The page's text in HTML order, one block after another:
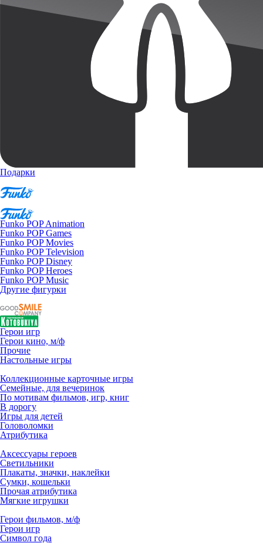
Подарки
Funko POP Animation
Funko POP Games
Funko POP Movies
Funko POP Television
Funko POP Disney
Funko POP Heroes
Funko POP Music
Другие фигурки
Герои игр
Герои кино, м/ф
Прочие
Настольные игры
Коллекционные карточные игры
Семейные, для вечеринок
По мотивам фильмов, игр, книг
В дорогу
Игры для детей
Головоломки
Атрибутика
Аксессуары героев
Светильники
Плакаты, значки, наклейки
Сумки, кошельки
Прочая атрибутика
Мягкие игрушки
Герои фильмов, м/ф
Герои игр
Символ года